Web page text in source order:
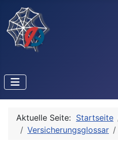
Aktuelle Seite: Startseite
Versicherungsglossar